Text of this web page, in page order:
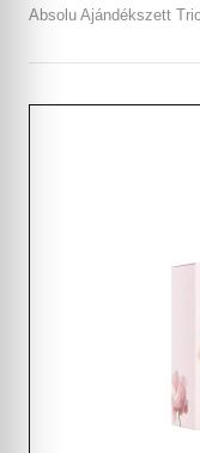
Absolu Ajándékszett